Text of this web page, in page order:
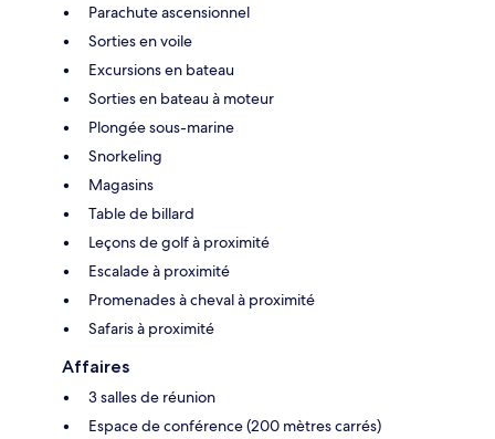
Parachute ascensionnel
Sorties en voile
Excursions en bateau
Sorties en bateau à moteur
Plongée sous-marine
Snorkeling
Magasins
Table de billard
Leçons de golf à proximité
Escalade à proximité
Promenades à cheval à proximité
Safaris à proximité
Affaires
3 salles de réunion
Espace de conférence (200 mètres carrés)